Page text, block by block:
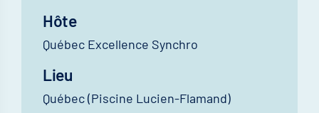
Hôte
Québec Excellence Synchro
Lieu
Québec (Piscine Lucien-Flamand)